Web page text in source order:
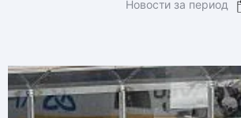
Новости за период